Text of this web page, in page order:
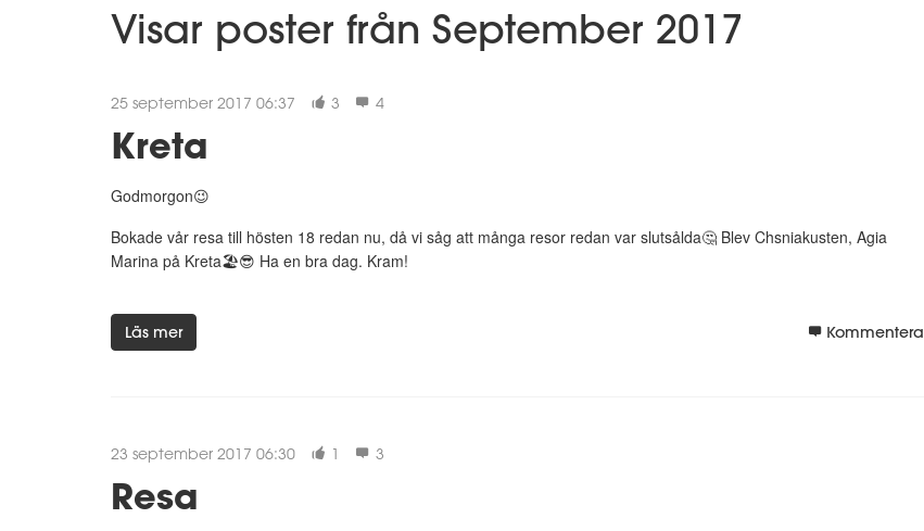
Visar poster från September 2017
25 september 2017 06:37 3 4
Kreta
Godmorgon😉
Bokade vår resa till hösten 18 redan nu, då vi såg att många resor redan var slutsålda🤔 Blev Chsniakusten, Agia
Marina på Kreta🏖😎 Ha en bra dag. Kram!
Läs mer Kommentera
23 september 2017 06:30 1 3
Resa